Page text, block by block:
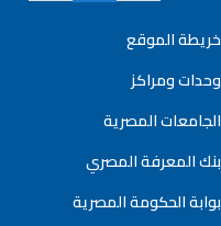
خريطة الموقع
وحدات ومراكز
الجامعات المصرية
بنك المعرفة المصري
بوابة الحكومة المصرية